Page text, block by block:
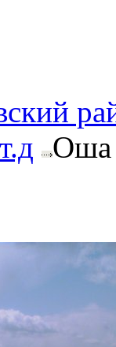
Оша